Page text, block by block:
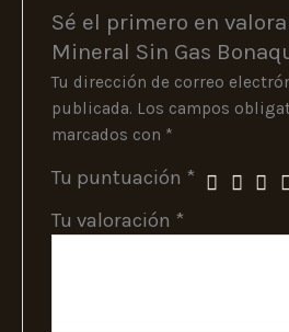
Sé el primero en
Mineral Sin Gas
Tu dirección de correo
publicada. Los campos
marcados con *
Tu puntuación *
Tu valoración *